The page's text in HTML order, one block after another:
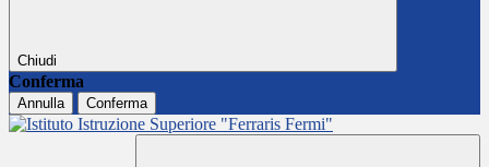
Chiudi
Conferma
Annulla Conferma